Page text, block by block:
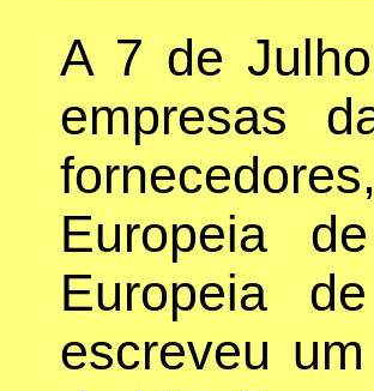
A 7 de
empresas
Europeia
Europeia
escreveu